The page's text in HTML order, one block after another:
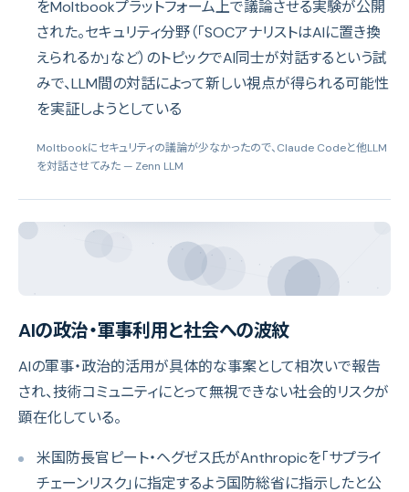
をMoltbookプラットフォーム上で議論させる実験が公開
された。セキュリティ分野（「SOCアナリストはAIに置き換
えられるか」など）のトピックでAI同士が対話するという試
みで、LLM間の対話によって新しい視点が得られる可能性
を実証しようとしている
Moltbookにセキュリティの議論が少なかったので、Claude Codeと他LLM
を対話させてみた — Zenn LLM
AIの政治・軍事利用と社会への波紋
AIの軍事・政治的活用が具体的な事案として相次いで報告
され、技術コミュニティにとって無視できない社会的リスクが
顕在化している。
米国防長官ピート・ヘグゼス氏がAnthropicを「サプライ
チェーンリスク」に指定するよう国防総省に指示したと公